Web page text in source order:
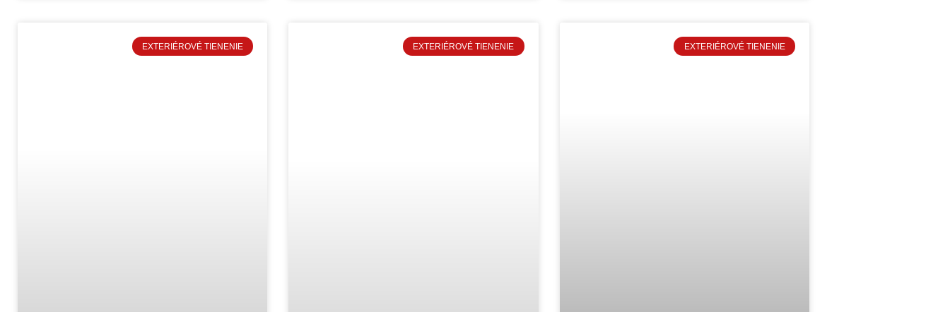
EXTERIÉROVÉ TIENENIE EXTERIÉROVÉ TIENENIE EXTERIÉROVÉ TIENENIE